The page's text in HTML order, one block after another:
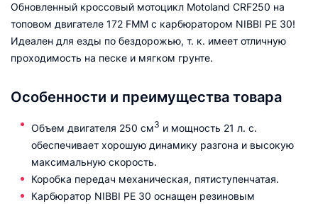
Обновленный кроссовый мотоцикл Motoland CRF250 на
топовом двигателе 172 FMM с карбюратором NIBBI PE 30!
Идеален для езды по бездорожью, т. к. имеет отличную
проходимость на песке и мягком грунте.
Особенности и преимущества товара
Объем двигателя 250 см3 и мощность 21 л. с.
обеспечивает хорошую динамику разгона и высокую
максимальную скорость.
Коробка передач механическая, пятиступенчатая.
Карбюратор NIBBI PE 30 оснащен резиновым